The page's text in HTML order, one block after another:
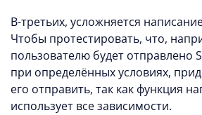
В-третьих, усложняется
Чтобы протестировать, что,
пользователю будет отправлено
при определённых условиях,
его отправить, так как функция
использует все зависимости.